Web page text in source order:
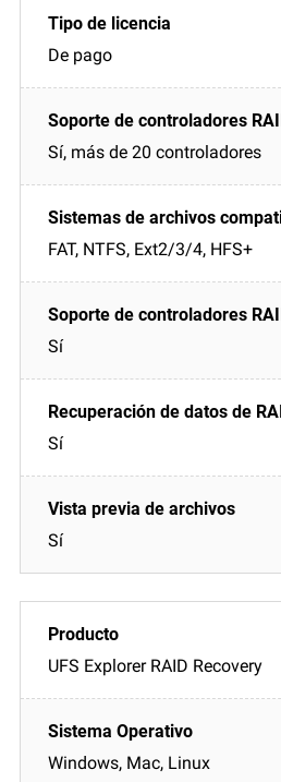
De pago
Sí, más de 20 controladores
FAT, NTFS, Ext2/3/4, HFS+
Sí
Sí
Sí
UFS Explorer RAID Recovery
Windows, Mac, Linux